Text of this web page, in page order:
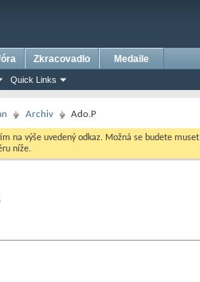
Quick Links
Zkracovadlo Medaile
Archiv Ado.P
na výše uvedený odkaz. Možná se budete muset
níže.